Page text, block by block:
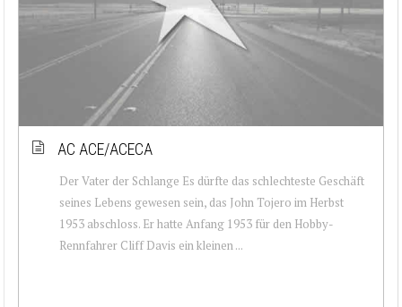
AC ACE/ACECA
Der Vater der Schlange Es dürfte das schlechteste Geschäft
seines Lebens gewesen sein, das John Tojero im Herbst
1953 abschloss. Er hatte Anfang 1953 für den Hobby-
Rennfahrer Cliff Davis ein kleinen ...